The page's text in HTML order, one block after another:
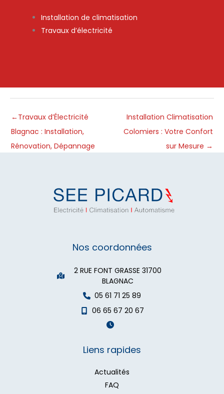
Installation de climatisation
Travaux d’électricité
←Travaux d’Électricité
Blagnac : Installation,
Rénovation, Dépannage
Installation Climatisation
Colomiers : Votre Confort
sur Mesure →
Nos coordonnées
2 RUE FONT GRASSE 31700
BLAGNAC
05 61 71 25 89
06 65 67 20 67
Liens rapides
Actualités
FAQ